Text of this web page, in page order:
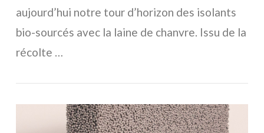
VOIR L'ARTICLE
aujourd’hui notre tour d’horizon des isolants
bio-sourcés avec la laine de chanvre. Issu de la
récolte …